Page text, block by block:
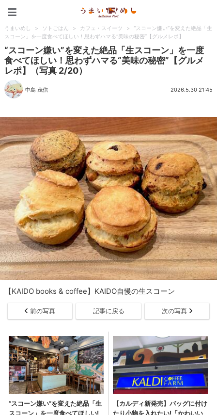
うまいめし > ソトごはん > カフェ・スイーツ >
“スコーン嫌い”を変えた絶品「生
スコーン」を一度食べてほしい！思わずハマる“美味の秘密”【グルメレポ】
“スコーン嫌い”を変えた絶品「生スコーン」を一度
食べてほしい！思わずハマる“美味の秘密”【グルメ
レポ】（写真 2/20）
中島 茂信 2026.5.30 21:45
【KAIDO books & coffee】KAIDO自慢の生スコーン
前の写真 記事に戻る 次の写真